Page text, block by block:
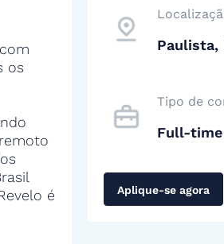
os
é
Paulista,
Tipo de
Full-time
Aplique-se agora